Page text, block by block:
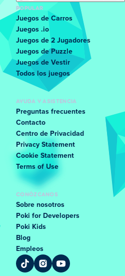
POPULAR
Juegos de Carros
Juegos .io
Juegos de 2 Jugadores
Juegos de Puzzle
Juegos de Vestir
Todos los juegos
AYUDA Y ASISTENCIA
Preguntas frecuentes
Contacto
Centro de Privacidad
Privacy Statement
Cookie Statement
Terms of Use
CONÓZCANOS
Sobre nosotros
Poki for Developers
Poki Kids
Blog
Empleos